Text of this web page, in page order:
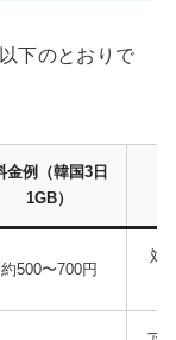
下のとおりで
金例（韓国3日
1GB）
約500〜700円
対